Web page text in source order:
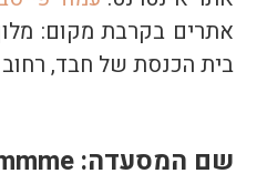
אתרים בקרבת מקום:
בית הכנסת של חבד, רחוב
שם המסעדה: Sublimmme